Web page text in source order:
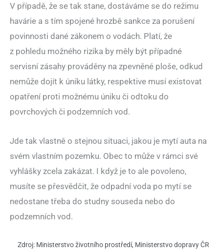
V případě, že se tak stane, dostáváme se do režimu
havárie a s tím spojené hrozbě sankce za porušení
povinnosti dané zákonem o vodách. Platí, že
z pohledu možného rizika by měly být případné
servisní zásahy prováděny na zpevněné ploše, odkud
nemůže dojít k úniku látky, respektive musí existovat
opatření proti možnému úniku či odtoku do
povrchových či podzemních vod.
Jde tak vlastně o stejnou situaci, jakou je mytí auta na
svém vlastním pozemku. Obec to může v rámci své
vyhlášky zcela zakázat. I když je to ale povoleno,
musíte se přesvědčit, že odpadní voda po mytí se
nedostane třeba do studny souseda nebo do
podzemních vod.
Zdroj: Ministerstvo životního prostředí, Ministerstvo dopravy ČR